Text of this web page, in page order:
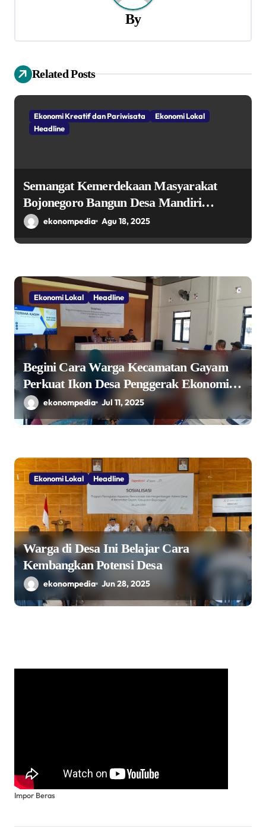
i
p
o
By
Related Posts
Ekonomi Kreatif dan Pariwisata
Ekonomi Lokal
Headline
Semangat Kemerdekaan Masyarakat
Bojonegoro Bangun Desa Mandiri
Ekonomi
ekonompedia Agu 18, 2025
Ekonomi Lokal Headline
Begini Cara Warga Kecamatan Gayam
Perkuat Ikon Desa Penggerak Ekonomi
Lokal Melalui TPID
ekonompedia Jul 11, 2025
Ekonomi Lokal Headline
Warga di Desa Ini Belajar Cara
Kembangkan Potensi Desa
ekonompedia Jun 28, 2025
Impor Beras